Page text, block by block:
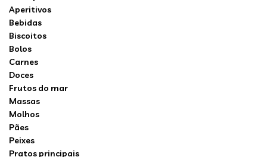
Aperitivos
Bebidas
Biscoitos
Bolos
Carnes
Doces
Frutos do mar
Massas
Molhos
Pães
Peixes
Pratos principais